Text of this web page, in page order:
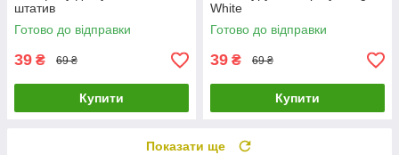
штатив
Готово до відправки
39 ₴ 69 ₴
Купити
White
Готово до відправки
39 ₴ 69 ₴
Купити
Показати ще